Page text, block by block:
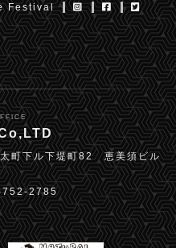
Festival
町下ル下堤町82 恵美須ビル
2785